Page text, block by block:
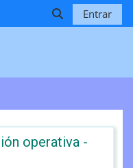
Selector de
Entrar
operativa -